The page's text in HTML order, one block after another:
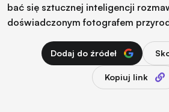
bać się sztucznej inteligencji
doświadczonym fotografem
Dodaj do źródeł
Kopiuj link